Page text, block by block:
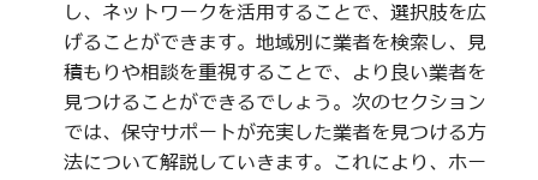
し、ネットワークを活用することで、選択肢を広
げることができます。地域別に業者を検索し、見
積もりや相談を重視することで、より良い業者を
見つけることができるでしょう。次のセクション
では、保守サポートが充実した業者を見つける方
法について解説していきます。これにより、ホー